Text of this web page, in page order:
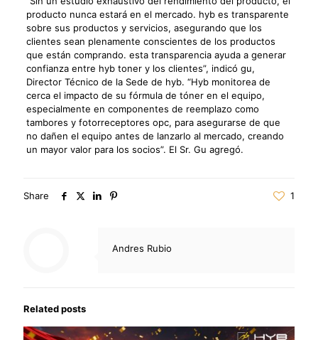
producto nunca estará en el mercado. hyb es transparente
sobre sus productos y servicios, asegurando que los
clientes sean plenamente conscientes de los productos
que están comprando. esta transparencia ayuda a generar
confianza entre hyb toner y los clientes”, indicó gu,
Director Técnico de la Sede de hyb. “Hyb monitorea de
cerca el impacto de su fórmula de tóner en el equipo,
especialmente en componentes de reemplazo como
tambores y fotorreceptores opc, para asegurarse de que
no dañen el equipo antes de lanzarlo al mercado, creando
un mayor valor para los socios”. El Sr. Gu agregó.
Share 1
Andres Rubio
Related posts